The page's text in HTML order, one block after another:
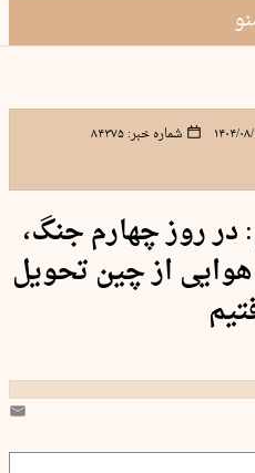
۰۸/۱۳ شماره خبر:۸۴۳۷۵
در روز چهارم جنگ،
از چین تحویل